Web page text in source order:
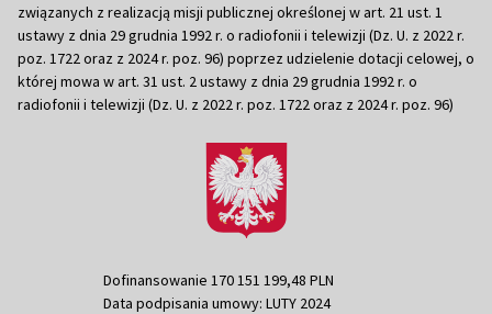
związanych z realizacją misji publicznej określonej w art. 21 ust. 1
ustawy z dnia 29 grudnia 1992 r. o radiofonii i telewizji (Dz. U. z 2022 r.
poz. 1722 oraz z 2024 r. poz. 96) poprzez udzielenie dotacji celowej, o
której mowa w art. 31 ust. 2 ustawy z dnia 29 grudnia 1992 r. o
radiofonii i telewizji (Dz. U. z 2022 r. poz. 1722 oraz z 2024 r. poz. 96)
Dofinansowanie 170 151 199,48 PLN
Data podpisania umowy: LUTY 2024